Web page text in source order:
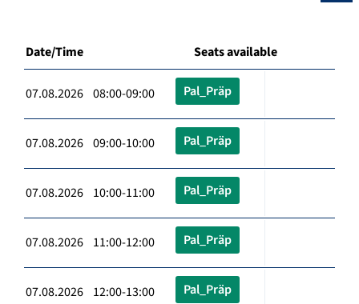
Date/Time Seats available
07.08.2026 08:00-09:00 Pal_Präp
07.08.2026 09:00-10:00 Pal_Präp
07.08.2026 10:00-11:00 Pal_Präp
07.08.2026 11:00-12:00 Pal_Präp
07.08.2026 12:00-13:00 Pal_Präp